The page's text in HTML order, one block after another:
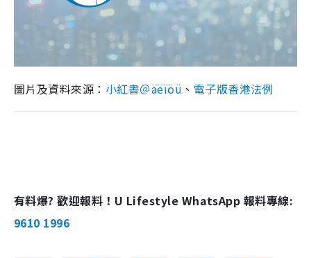
圖片及資料來源： 小紅書＠äëïöü 、 電子版香港法例
有料爆? 歡迎報料！U Lifestyle WhatsApp 報料專線:
9610 1996